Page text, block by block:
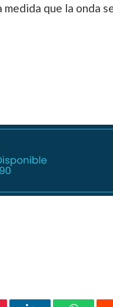
que la onda